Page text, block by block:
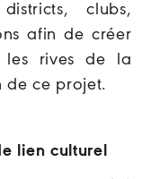
clubs,
afin de créer
les rives de la
de ce projet.
lien culturel